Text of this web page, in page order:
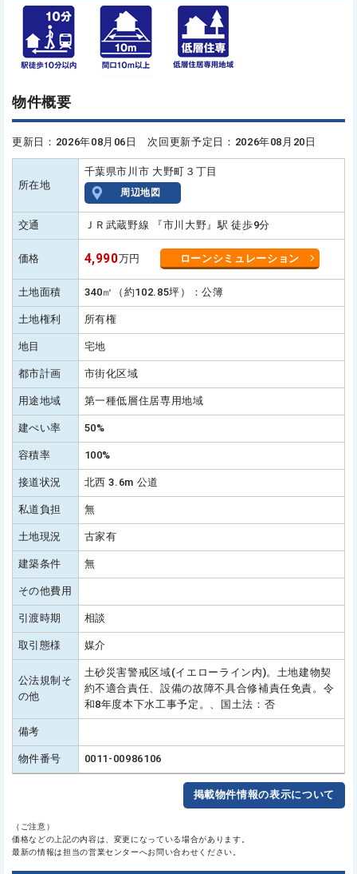
物件概要
更新日：2026年08月06日 次回更新予定日：2026年08月20日
所在地
千葉県市川市 大野町３丁目
周辺地図
交通 ＪＲ武蔵野線 『市川大野』駅 徒歩9分
価格 4,990万円 ローンシミュレーション
土地面積 340㎡（約102.85坪）：公簿
土地権利 所有権
地目 宅地
都市計画 市街化区域
用途地域 第一種低層住居専用地域
建ぺい率 50%
容積率 100%
接道状況 北西 3.6m 公道
私道負担 無
土地現況 古家有
建築条件 無
その他費用
引渡時期 相談
取引態様 媒介
公法規制そ
の他
土砂災害警戒区域(イエローライン内)。土地建物契
約不適合責任、設備の故障不具合修補責任免責。令
和8年度本下水工事予定。、国土法：否
備考
物件番号 0011-00986106
掲載物件情報の表示について
（ご注意）
価格などの上記の内容は、変更になっている場合があります。
最新の情報は担当の営業センターへお問い合わせください。